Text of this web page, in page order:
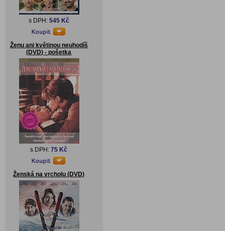
s DPH: 545 Kč
Ženu ani květinou neuhodíš
(DVD) - pošetka
s DPH:75 Kč
Ženská na vrcholu (DVD)